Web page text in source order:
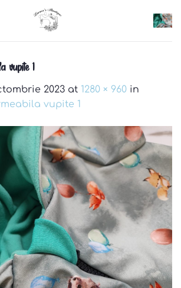
vupite 1
2023 at 1280 × 960 in
vupite 1